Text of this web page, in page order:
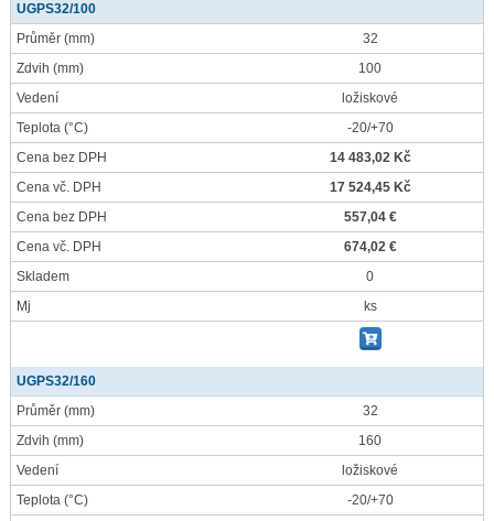
UGPS32/100
Průměr (mm)
32
Zdvih (mm)
100
Vedení
ložiskové
Teplota (°C)
-20/+70
Cena bez DPH
14 483,02 Kč
Cena vč. DPH
17 524,45 Kč
Cena bez DPH
557,04 €
Cena vč. DPH
674,02 €
Skladem
0
Mj
ks
UGPS32/160
Průměr (mm)
32
Zdvih (mm)
160
Vedení
ložiskové
Teplota (°C)
-20/+70